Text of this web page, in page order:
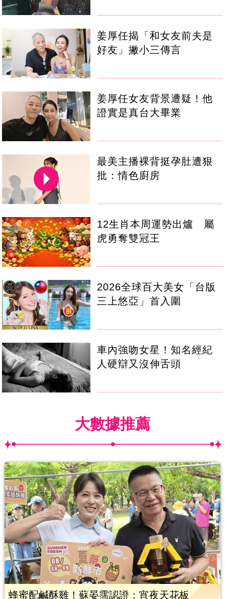
姜厚任揭「和女友前夫是
好友」撇小三傳言
姜厚任女友背景遭疑！他
證實是真台大畢業
最美主播裸背挺孕肚遭狠
批：情色廚房
12生肖本周運勢出爐 屬
虎勇奪雙冠王
2026全球百大美女「台版
三上悠亞」首入圍
車內強吻女星！知名經紀
人硬辯又沒伸舌頭
大數據推薦
蜂蜜配鹹酥雞！蘇晏霈認證：宵夜天花板